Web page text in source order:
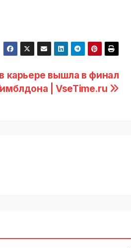
карьере вышла в финал
| VseTime.ru